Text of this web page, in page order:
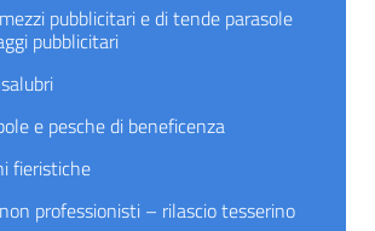
pubblicitari e di tende parasole
pubblicitari
e pesche di beneficenza
fieristiche
professionisti – rilascio tesserino